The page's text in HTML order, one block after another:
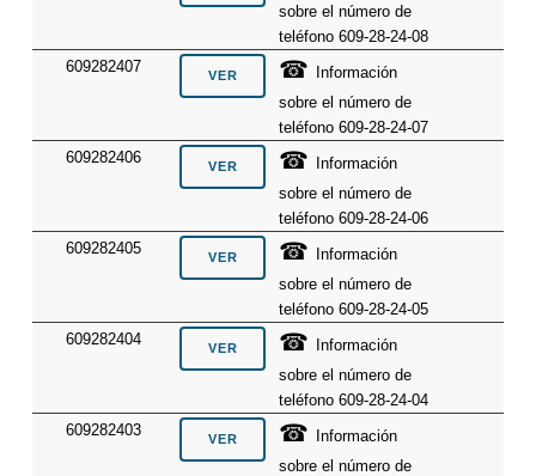
sobre el número de
teléfono 609-28-24-08
609282407
☎ Información
sobre el número de
teléfono 609-28-24-07
609282406
☎ Información
sobre el número de
teléfono 609-28-24-06
609282405
☎ Información
sobre el número de
teléfono 609-28-24-05
609282404
☎ Información
sobre el número de
teléfono 609-28-24-04
609282403
☎ Información
sobre el número de